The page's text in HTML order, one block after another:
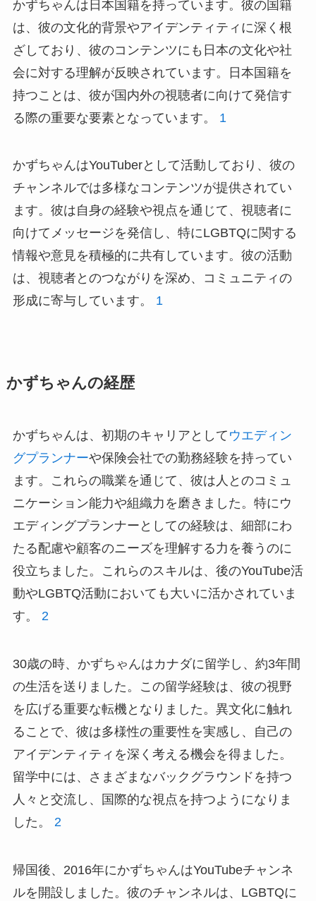
かずちゃんは日本国籍を持っています。彼の国籍
は、彼の文化的背景やアイデンティティに深く根
ざしており、彼のコンテンツにも日本の文化や社
会に対する理解が反映されています。日本国籍を
持つことは、彼が国内外の視聴者に向けて発信す
る際の重要な要素となっています。 1
かずちゃんはYouTuberとして活動しており、彼の
チャンネルでは多様なコンテンツが提供されてい
ます。彼は自身の経験や視点を通じて、視聴者に
向けてメッセージを発信し、特にLGBTQに関する
情報や意見を積極的に共有しています。彼の活動
は、視聴者とのつながりを深め、コミュニティの
形成に寄与しています。 1
かずちゃんの経歴
かずちゃんは、初期のキャリアとして ウエディン
グプランナーや保険会社での勤務経験を持ってい
ます。これらの職業を通じて、彼は人とのコミュ
ニケーション能力や組織力を磨きました。特にウ
エディングプランナーとしての経験は、細部にわ
たる配慮や顧客のニーズを理解する力を養うのに
役立ちました。これらのスキルは、後のYouTube活
動やLGBTQ活動においても大いに活かされていま
す。 2
30歳の時、かずちゃんはカナダに留学し、約3年間
の生活を送りました。この留学経験は、彼の視野
を広げる重要な転機となりました。異文化に触れ
ることで、彼は多様性の重要性を実感し、自己の
アイデンティティを深く考える機会を得ました。
留学中には、さまざまなバックグラウンドを持つ
人々と交流し、国際的な視点を持つようになりま
した。 2
帰国後、2016年にかずちゃんはYouTubeチャンネ
ルを開設しました。彼のチャンネルは、LGBTQに